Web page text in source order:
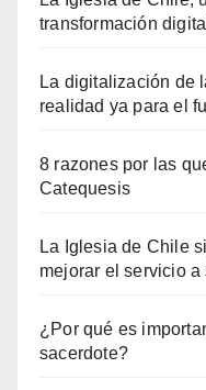
transformación
La digitalización de
realidad ya para el
8 razones por las
Catequesis
La Iglesia de Chile
mejorar el servicio a
¿Por qué es
sacerdote?